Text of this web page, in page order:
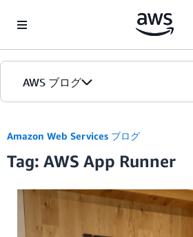
AWS ブログ
カテゴリ
エディション
Amazon Web Services ブログ
Tag: AWS App Runner